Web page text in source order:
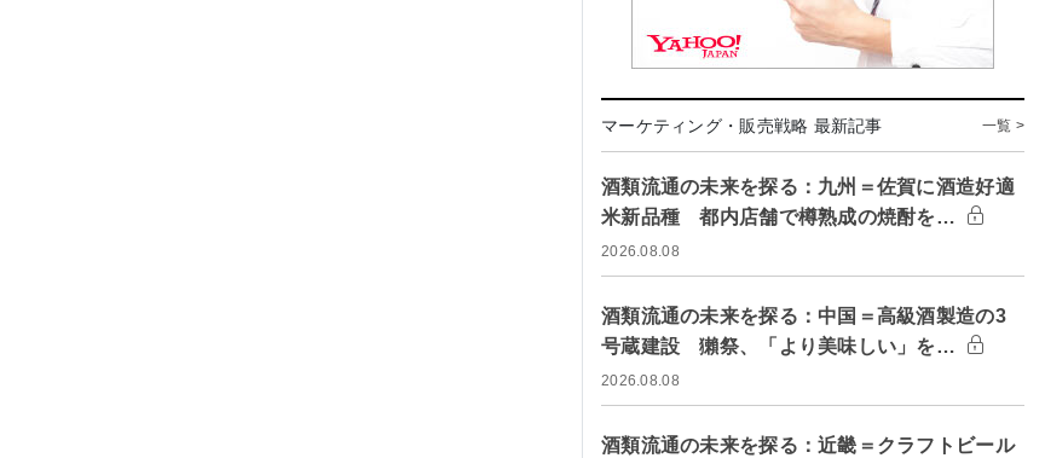
マーケティング・販売戦略 最新記事 一覧 >
酒類流通の未来を探る：九州＝佐賀に酒造好適
米新品種 都内店舗で樽熟成の焼酎を…
2026.08.08
酒類流通の未来を探る：中国＝高級酒製造の3
号蔵建設 獺祭、「より美味しい」を…
2026.08.08
酒類流通の未来を探る：近畿＝クラフトビール